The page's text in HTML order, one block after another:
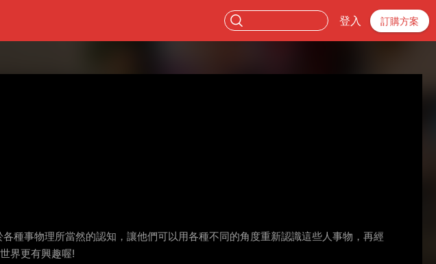
登入 訂購方案
種事物理所當然的認知，讓他們可以用各種不同的角度重新認識這些人事物，再經
界更有興趣喔!